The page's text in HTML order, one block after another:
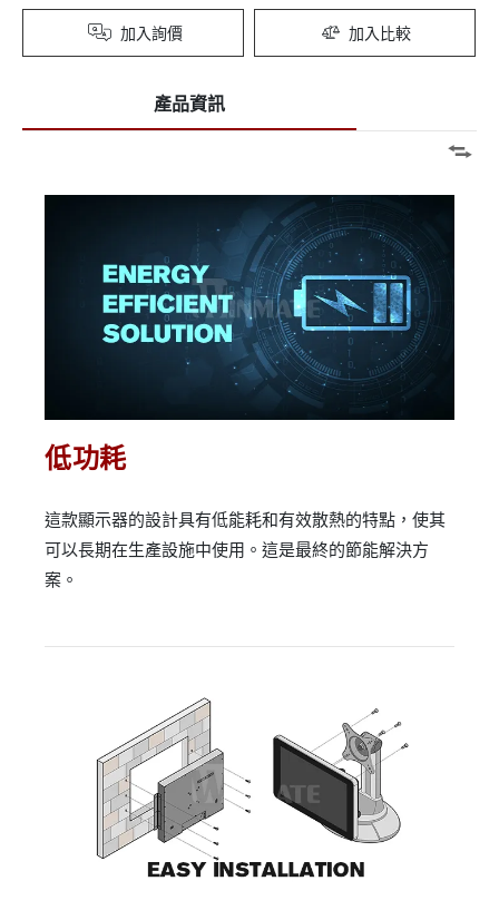
加入詢價 加入比較
產品資訊
低功耗
這款顯示器的設計具有低能耗和有效散熱的特點，使其
可以長期在生產設施中使用。這是最終的節能解決方
案。